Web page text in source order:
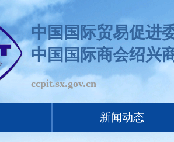
中国国际贸易促进
中国国际商会绍兴
ccpit.sx.gov.cn
新闻动态